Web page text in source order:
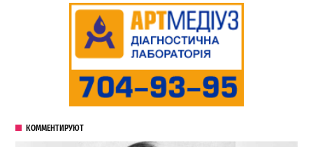
КОММЕНТИРУЮТ